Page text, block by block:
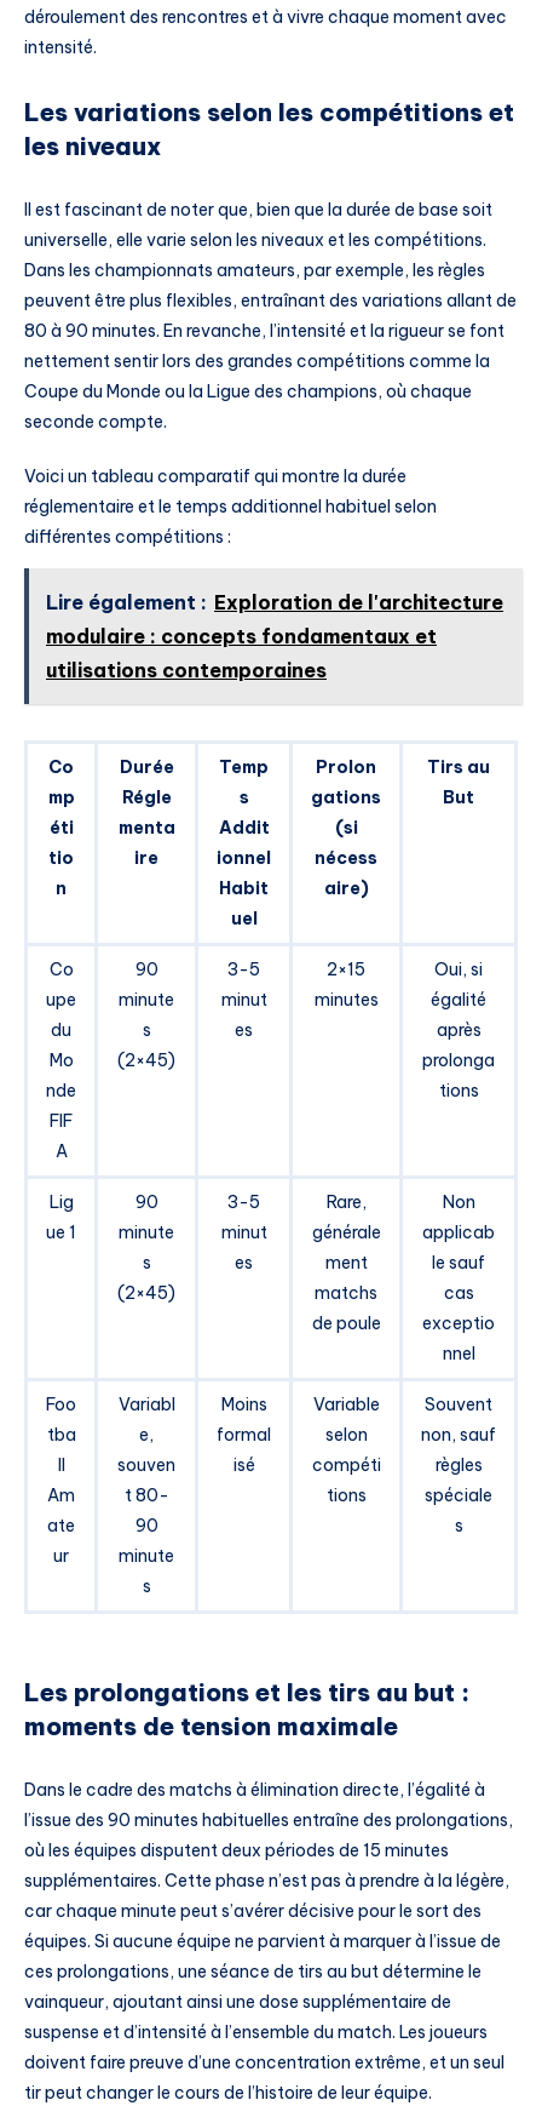
déroulement des rencontres et à vivre chaque moment avec
intensité.
Les variations selon les compétitions et
les niveaux
Il est fascinant de noter que, bien que la durée de base soit
universelle, elle varie selon les niveaux et les compétitions.
Dans les championnats amateurs, par exemple, les règles
peuvent être plus flexibles, entraînant des variations allant de
80 à 90 minutes. En revanche, l’intensité et la rigueur se font
nettement sentir lors des grandes compétitions comme la
Coupe du Monde ou la Ligue des champions, où chaque
seconde compte.
Voici un tableau comparatif qui montre la durée
réglementaire et le temps additionnel habituel selon
différentes compétitions :
Lire également : Exploration de l'architecture
modulaire : concepts fondamentaux et
utilisations contemporaines
Co
mp
éti
tio
n
Durée
Régle
menta
ire
Temp
s
Addit
ionnel
Habit
uel
Prolon
gations
(si
nécess
aire)
Tirs au
But
Co
upe
du
Mo
nde
FIF
A
90
minute
s
(2×45)
3-5
minut
es
2×15
minutes
Oui, si
égalité
après
prolonga
tions
Lig
ue 1
90
minute
s
(2×45)
3-5
minut
es
Rare,
générale
ment
matchs
de poule
Non
applicab
le sauf
cas
exceptio
nnel
Foo
tba
ll
Am
ate
ur
Variabl
e,
souven
t 80-
90
minute
s
Moins
formal
isé
Variable
selon
compéti
tions
Souvent
non, sauf
règles
spéciale
s
Les prolongations et les tirs au but :
moments de tension maximale
Dans le cadre des matchs à élimination directe, l’égalité à
l’issue des 90 minutes habituelles entraîne des prolongations,
où les équipes disputent deux périodes de 15 minutes
supplémentaires. Cette phase n’est pas à prendre à la légère,
car chaque minute peut s’avérer décisive pour le sort des
équipes. Si aucune équipe ne parvient à marquer à l’issue de
ces prolongations, une séance de tirs au but détermine le
vainqueur, ajoutant ainsi une dose supplémentaire de
suspense et d’intensité à l’ensemble du match. Les joueurs
doivent faire preuve d’une concentration extrême, et un seul
tir peut changer le cours de l’histoire de leur équipe.